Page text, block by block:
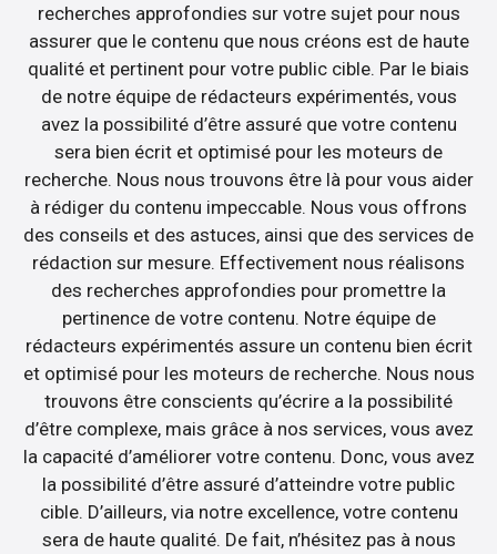
recherches approfondies sur votre sujet pour nous
assurer que le contenu que nous créons est de haute
qualité et pertinent pour votre public cible. Par le biais
de notre équipe de rédacteurs expérimentés, vous
avez la possibilité d’être assuré que votre contenu
sera bien écrit et optimisé pour les moteurs de
recherche. Nous nous trouvons être là pour vous aider
à rédiger du contenu impeccable. Nous vous offrons
des conseils et des astuces, ainsi que des services de
rédaction sur mesure. Effectivement nous réalisons
des recherches approfondies pour promettre la
pertinence de votre contenu. Notre équipe de
rédacteurs expérimentés assure un contenu bien écrit
et optimisé pour les moteurs de recherche. Nous nous
trouvons être conscients qu’écrire a la possibilité
d’être complexe, mais grâce à nos services, vous avez
la capacité d’améliorer votre contenu. Donc, vous avez
la possibilité d’être assuré d’atteindre votre public
cible. D’ailleurs, via notre excellence, votre contenu
sera de haute qualité. De fait, n’hésitez pas à nous